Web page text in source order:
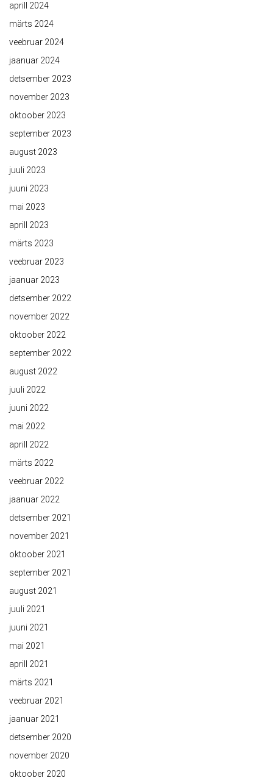
aprill 2024
märts 2024
veebruar 2024
jaanuar 2024
detsember 2023
november 2023
oktoober 2023
september 2023
august 2023
juuli 2023
juuni 2023
mai 2023
aprill 2023
märts 2023
veebruar 2023
jaanuar 2023
detsember 2022
november 2022
oktoober 2022
september 2022
august 2022
juuli 2022
juuni 2022
mai 2022
aprill 2022
märts 2022
veebruar 2022
jaanuar 2022
detsember 2021
november 2021
oktoober 2021
september 2021
august 2021
juuli 2021
juuni 2021
mai 2021
aprill 2021
märts 2021
veebruar 2021
jaanuar 2021
detsember 2020
november 2020
oktoober 2020